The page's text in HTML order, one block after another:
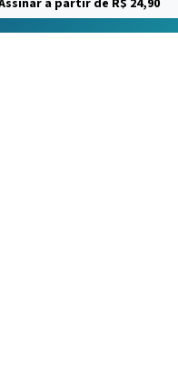
a partir de R$ 24,90